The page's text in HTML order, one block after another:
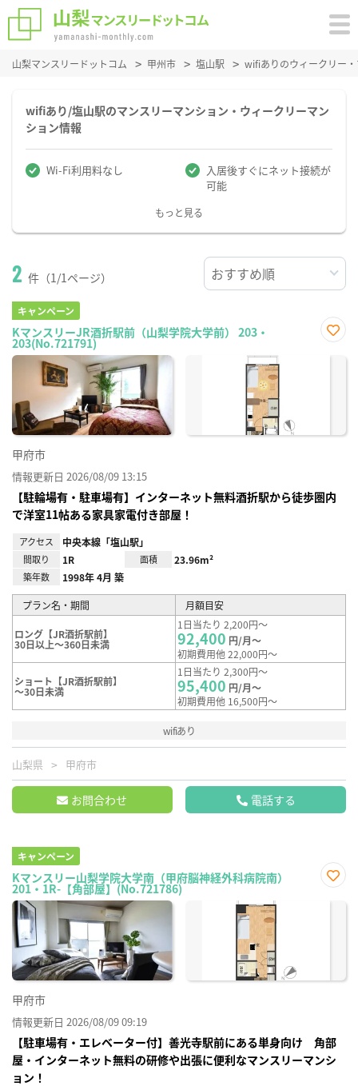
山梨マンスリードットコム 甲州市 塩山駅 wifiありのウィークリー
wifiあり/塩山駅のマンスリーマンション・ウィークリーマン
ション情報
Wi-Fi利用料なし
入居後すぐにネット接続が
可能
もっと見る
2 件（1/1ページ）
キャンペーン
KマンスリーJR酒折駅前（山梨学院大学前） 203・
203(No.721791)
に入
甲府市
情報更新日 2026/08/09 13:15
【駐輪場有・駐車場有】インターネット無料酒折駅から徒歩圏内
で洋室11帖ある家具家電付き部屋！
アクセス 中央本線「塩山駅」
間取り 1R 面積 23.96m²
築年数 1998年 4月 築
プラン名・期間 月額目安
ロング【JR酒折駅前】
30日以上～360日未満
1日当たり 2,200円～
92,400 円/月～
初期費用他 22,000円～
ショート【JR酒折駅前】
～30日未満
1日当たり 2,300円～
95,400 円/月～
初期費用他 16,500円～
wifiあり
山梨県 甲府市
お問合わせ 電話する
キャンペーン
Kマンスリー山梨学院大学南（甲府脳神経外科病院南）
201・1R-【角部屋】(No.721786)
に入
甲府市
情報更新日 2026/08/09 09:19
【駐車場有・エレベーター付】善光寺駅前にある単身向け 角部
屋・インターネット無料の研修や出張に便利なマンスリーマンシ
ョン！